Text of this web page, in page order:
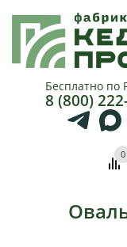
Бесплатно по
8 (800)
0
КАТАЛОГ
КОМПАНИИ
КУПИТЬ